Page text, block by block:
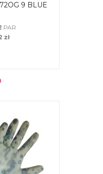
9 BLUE
PAR
zł